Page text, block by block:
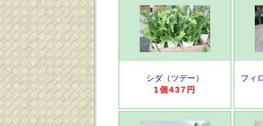
シダ（ツデー）
1個437円
フィ